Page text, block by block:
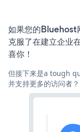
如果您的Bluehost
克服了在建立企业
喜你！
但接下来是a tough
并支持更多的访问者？